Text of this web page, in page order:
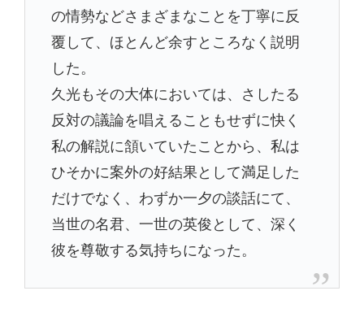
の情勢などさまざまなことを丁寧に反
覆して、ほとんど余すところなく説明
した。
久光もその大体においては、さしたる
反対の議論を唱えることもせずに快く
私の解説に頷いていたことから、私は
ひそかに案外の好結果として満足した
だけでなく、わずか一夕の談話にて、
当世の名君、一世の英俊として、深く
彼を尊敬する気持ちになった。